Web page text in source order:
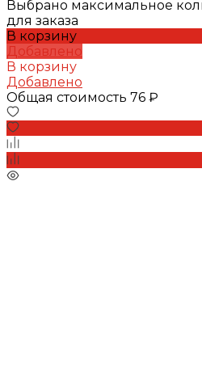
Выбрано максимальное
для заказа
В корзину
Добавлено
В корзину
Добавлено
Общая стоимость 76 ₽